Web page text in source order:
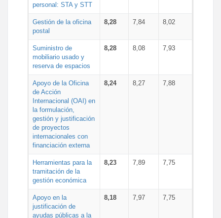
personal: STA y STT
Gestión de la oficina
postal
8,28 7,84 8,02
Suministro de
mobiliario usado y
reserva de espacios
8,28 8,08 7,93
Apoyo de la Oficina
de Acción
Internacional (OAI) en
la formulación,
gestión y justificación
de proyectos
internacionales con
financiación externa
8,24 8,27 7,88
Herramientas para la
tramitación de la
gestión económica
8,23 7,89 7,75
Apoyo en la
justificación de
ayudas públicas a la
8,18 7,97 7,75